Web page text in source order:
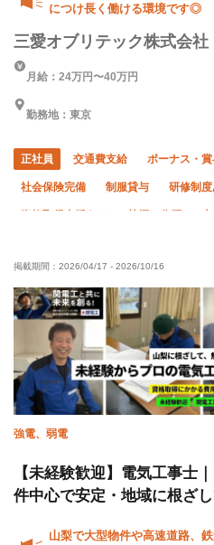
につけ長く働ける環境です◎
三愛オブリテック株式会社
月給：24万円〜40万円
勤務地：東京
正社員 交通費支給 ボーナス・賞
社会保険完備 制服貸与 研修制度
土日休み
掲載期間： 2026/04/17 - 2026/10/16
強電、弱電
【未経験歓迎】電気工事士
件中心で安定・地域に根ざ
山梨で大型物件や高速道路、